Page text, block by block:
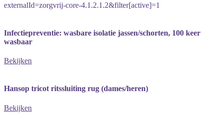
externalId=zorgvrij-core-4.1.2.1.2&filter[active]=1
Infectiepreventie: wasbare isolatie jassen/schorten, 100 keer
wasbaar
Bekijken
Hansop tricot ritssluiting rug (dames/heren)
Bekijken